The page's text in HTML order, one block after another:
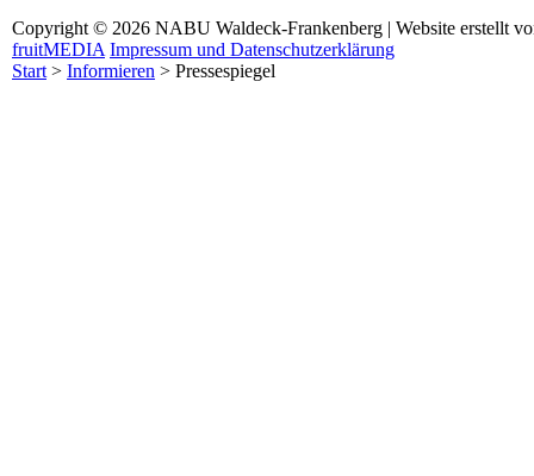
Copyright © 2026 NABU Waldeck-Frankenberg | Website erstellt
fruitMEDIA Impressum und Datenschutzerklärung
Start> Informieren > Pressespiegel